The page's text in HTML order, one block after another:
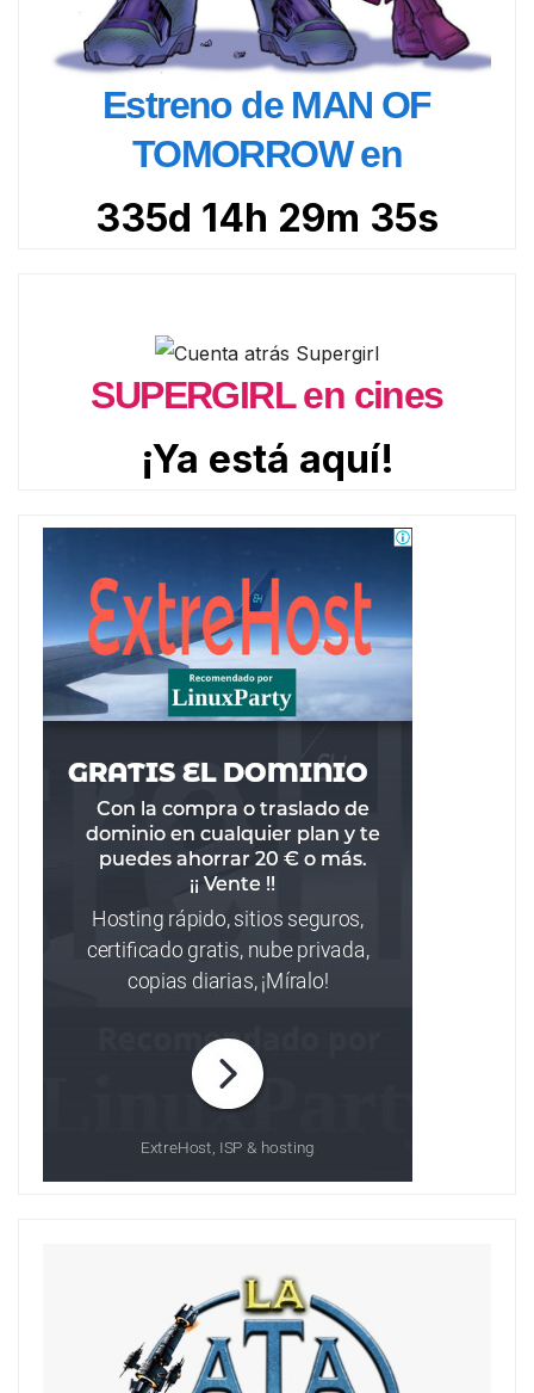
Estreno de MAN OF
TOMORROW en
335d 14h 29m 33s
SUPERGIRL en cines
¡Ya está aquí!